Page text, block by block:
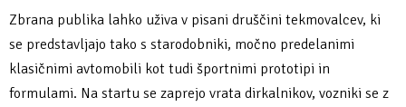
Zbrana publika lahko uživa v pisani druščini tekmovalcev, ki
se predstavljajo tako s starodobniki, močno predelanimi
klasičnimi avtomobili kot tudi športnimi prototipi in
formulami. Na startu se zaprejo vrata dirkalnikov, vozniki se z